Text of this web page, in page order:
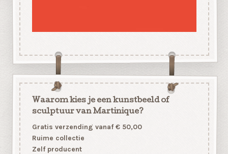
Waarom kies je een kunstbeeld of
sculptuur van Martinique?
Gratis verzending vanaf € 50,00
Ruime collectie
Zelf producent